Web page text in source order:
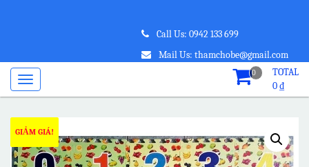
Call Us: 0942 133 699
Mail Us: thamchobe@gmail.com
0
TOTAL
0₫
GIẢM GIÁ!